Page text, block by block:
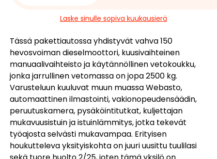
Laske sinulle sopiva kuukausierä
Tässä pakettiautossa yhdistyvät vahva 150
hevosvoiman dieselmoottori, kuusivaihteinen
manuaalivaihteisto ja käytännöllinen vetokoukku,
jonka jarrullinen vetomassa on jopa 2500 kg.
Varusteluun kuuluvat muun muassa Webasto,
automaattinen ilmastointi, vakionopeudensäädin,
peruutuskamera, pysäköintitutkat, kuljettajan
mukavuusistuin ja istuinlämmitys, jotka tekevät
työajosta selvästi mukavampaa. Erityisen
houkutteleva yksityiskohta on juuri uusittu tuulilasi